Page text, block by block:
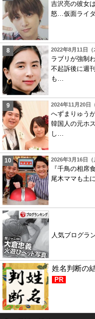
吉沢亮の彼女
怒…仮面ライ
2022年8月11日
ラブリが強制
不起訴後に週
も…
2024年11月20日
へずまりゅう
韓国人の元ホ
し…
2026年3月16日
『千鳥の相席
尾木ママも土
人気ブログラ
姓名判断の
PR